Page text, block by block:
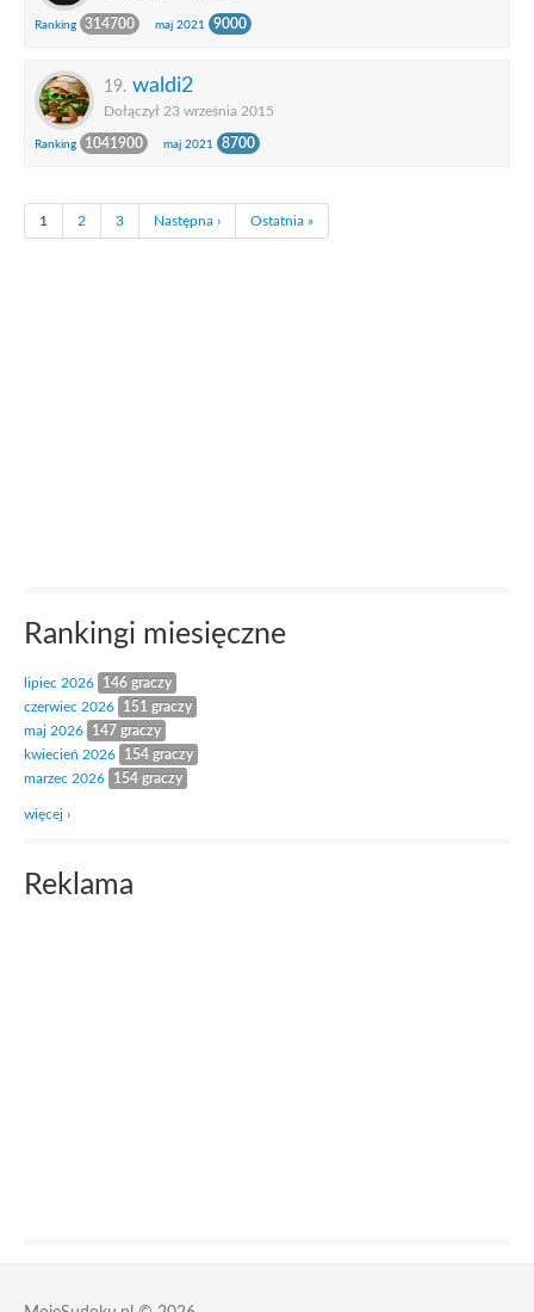
Ranking 314700 maj 2021 9000
19. waldi2
Dołączył 23 września 2015
Ranking 1041900 maj 2021 8700
1 2 3 Następna › Ostatnia »
Rankingi miesięczne
lipiec 2026
146 graczy
czerwiec 2026
151 graczy
maj 2026
147 graczy
kwiecień 2026
154 graczy
marzec 2026
154 graczy
więcej ›
Reklama